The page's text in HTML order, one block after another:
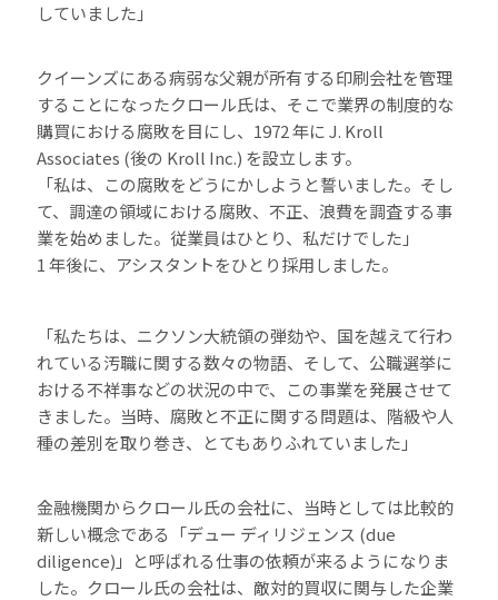
していました」
クイーンズにある病弱な父親が所有する印刷会社を管理
することになったクロール氏は、そこで業界の制度的な
購買における腐敗を目にし、1972 年に J. Kroll
Associates (後の Kroll Inc.) を設立します。
「私は、この腐敗をどうにかしようと誓いました。そし
て、調達の領域における腐敗、不正、浪費を調査する事
業を始めました。従業員はひとり、私だけでした」
1 年後に、アシスタントをひとり採用しました。
「私たちは、ニクソン大統領の弾劾や、国を越えて行わ
れている汚職に関する数々の物語、そして、公職選挙に
おける不祥事などの状況の中で、この事業を発展させて
きました。当時、腐敗と不正に関する問題は、階級や人
種の差別を取り巻き、とてもありふれていました」
金融機関からクロール氏の会社に、当時としては比較的
新しい概念である「デュー ディリジェンス (due
diligence)」と呼ばれる仕事の依頼が来るようになりま
した。クロール氏の会社は、敵対的買収に関与した企業